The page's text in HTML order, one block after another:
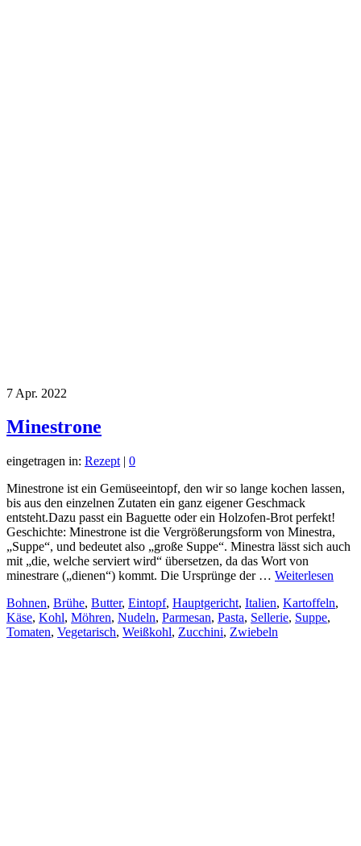
7 Apr. 2022
Minestrone
eingetragen in: Rezept | 0
Minestrone ist ein Gemüseeintopf, den wir so lange kochen lassen,
bis aus den einzelnen Zutaten ein ganz eigener Geschmack
entsteht.Dazu passt ein Baguette oder ein Holzofen-Brot perfekt!
Geschichte: Minestrone ist die Vergrößerungsform von Minestra,
„Suppe“, und bedeutet also „große Suppe“. Minestra lässt sich auch
mit „die, welche serviert wird“ übersetzen, da das Wort von
minestrare („dienen“) kommt. Die Ursprünge der … Weiterlesen
Bohnen, Brühe, Butter, Eintopf, Hauptgericht, Italien, Kartoffeln,
Käse, Kohl, Möhren, Nudeln, Parmesan, Pasta, Sellerie, Suppe,
Tomaten, Vegetarisch, Weißkohl, Zucchini, Zwiebeln